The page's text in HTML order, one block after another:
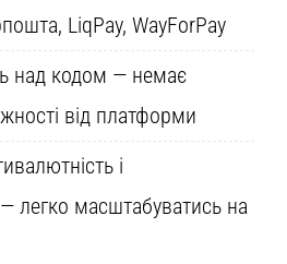
LiqPay, WayForPay
над кодом — немає
від платформи
і
легко масштабуватись на